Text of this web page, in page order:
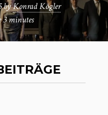
byKonrad Kögler
3 minutes